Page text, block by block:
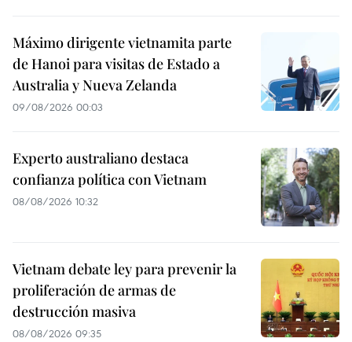
Máximo dirigente vietnamita parte
de Hanoi para visitas de Estado a
Australia y Nueva Zelanda
09/08/2026 00:03
Experto australiano destaca
confianza política con Vietnam
08/08/2026 10:32
Vietnam debate ley para prevenir la
proliferación de armas de
destrucción masiva
08/08/2026 09:35